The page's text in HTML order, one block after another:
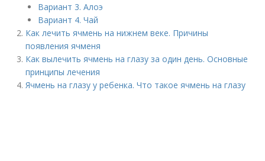
Вариант 3. Алоэ
Вариант 4. Чай
Как лечить ячмень на нижнем веке. Причины
появления ячменя
Как вылечить ячмень на глазу за один день. Основные
принципы лечения
Ячмень на глазу у ребенка. Что такое ячмень на глазу